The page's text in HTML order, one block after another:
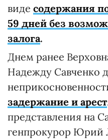
виде содержания
59 дней без
залога.
Днем ранее
Надежду Савченко
задержание и арест
представления на
генпрокурор Юрий